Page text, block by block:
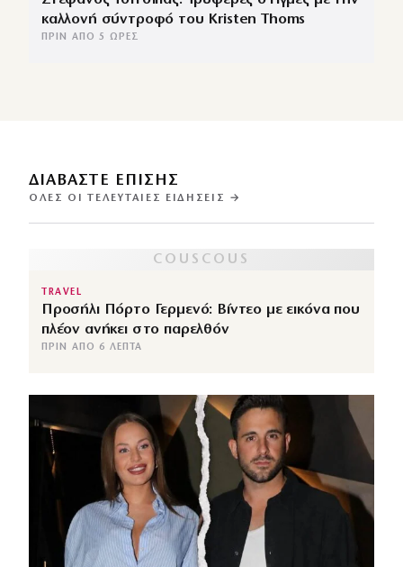
καλλονή σύντροφό του Kristen Thoms
ΠΡΙΝ ΑΠΌ 5 ΏΡΕΣ
ΔΙΑΒΑΣΤΕ ΕΠΙΣΗΣ
ΌΛΕΣ ΟΙ ΤΕΛΕΥΤΑΊΕΣ ΕΙΔΉΣΕΙΣ →
TRAVEL
Προσήλι Πόρτο Γερμενό: Βίντεο με εικόνα που
πλέον ανήκει στο παρελθόν
ΠΡΙΝ ΑΠΌ 6 ΛΕΠΤΆ